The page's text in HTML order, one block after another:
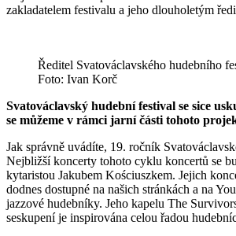
zakladatelem festivalu a jeho dlouholetým
Ředitel Svatováclavského hudebního
Foto: Ivan Korč
Svatováclavský hudební festival se sice
se můžeme v rámci jarní části tohoto
Jak správně uvádíte, 19. ročník
Nejbližší koncerty tohoto cyklu koncertů se
kytaristou Jakubem Kościuszkem. Jejich
dodnes dostupné na našich stránkách a na
jazzové hudebníky. Jeho kapelu The
seskupení je inspirována celou řadou